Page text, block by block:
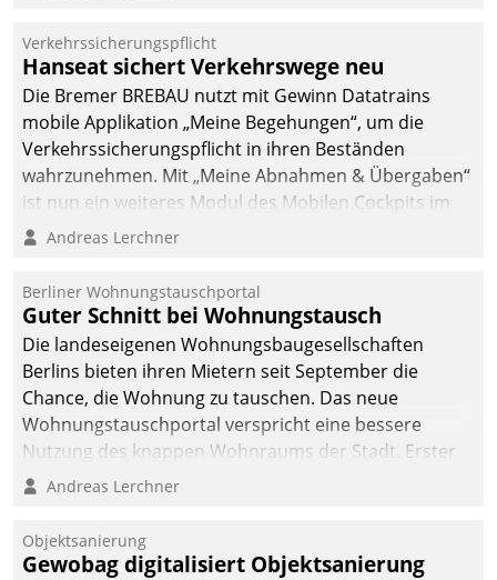
Verkehrssicherungspflicht
Hanseat sichert Verkehrswege neu
Die Bremer BREBAU nutzt mit Gewinn Datatrains
mobile Applikation „Meine Begehungen“, um die
Verkehrssicherungspflicht in ihren Beständen
wahrzunehmen. Mit „Meine Abnahmen & Übergaben“
ist nun ein weiteres Modul des Mobilen Cockpits im
Einsatz.
Andreas Lerchner
Berliner Wohnungstauschportal
Guter Schnitt bei Wohnungstausch
Die landeseigenen Wohnungsbaugesellschaften
Berlins bieten ihren Mietern seit September die
Chance, die Wohnung zu tauschen. Das neue
Wohnungstauschportal verspricht eine bessere
Nutzung des knappen Wohnraums der Stadt. Erster
Anwendungsfall für Datatrains Lösung API-Hub mit
Unternehmen.
Andreas Lerchner
Objektsanierung
Gewobag digitalisiert Objektsanierung